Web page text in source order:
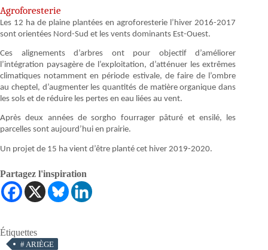
Agroforesterie
Les 12 ha de plaine plantées en agroforesterie l’hiver 2016-2017
sont orientées Nord-Sud et les vents dominants Est-Ouest.
Ces alignements d’arbres ont pour objectif d’améliorer
l’intégration paysagère de l’exploitation, d’atténuer les extrêmes
climatiques notamment en période estivale, de faire de l’ombre
au cheptel, d’augmenter les quantités de matière organique dans
les sols et de réduire les pertes en eau liées au vent.
Après deux années de sorgho fourrager pâturé et ensilé, les
parcelles sont aujourd’hui en prairie.
Un projet de 15 ha vient d’être planté cet hiver 2019-2020.
Partagez l'inspiration
Étiquettes
# ARIÈGE